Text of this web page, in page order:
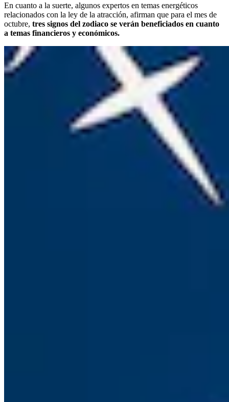
En cuanto a la suerte, algunos expertos en temas energéticos
relacionados con la ley de la atracción, afirman que para el mes de
octubre, tres signos del zodiaco se verán beneficiados en cuanto
a temas financieros y económicos.